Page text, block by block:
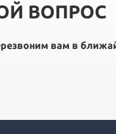
ВОПРОС
вам в